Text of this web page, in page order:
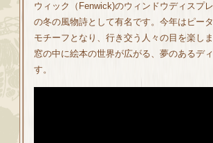
ウィック（Fenwick)のウィンドウディスプ
の冬の風物詩として有名です。今年はピー
モチーフとなり、行き交う人々の目を楽しま
窓の中に絵本の世界が広がる、夢のあるデ
す。